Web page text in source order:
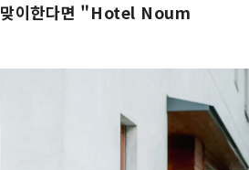
맞이한다면 "Hotel Noum